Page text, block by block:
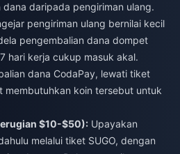
daripada pengiriman ulang.
pengiriman ulang bernilai kecil
pengembalian dana dompet
hari kerja cukup masuk akal.
dana CodaPay, lewati tiket
membutuhkan koin tersebut untuk
$10-$50): Upayakan
melalui tiket SUGO, dengan